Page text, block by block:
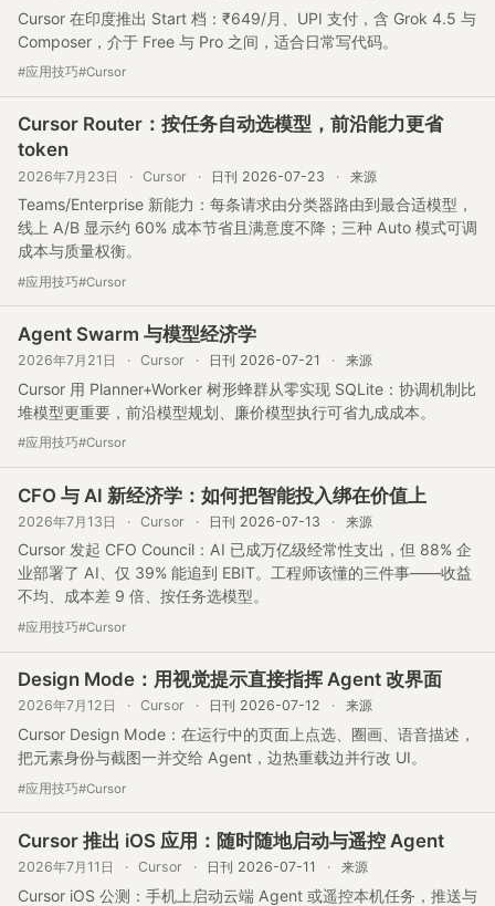
Cursor 在印度推出 Start 档：₹649/月、UPI 支付，含 Grok 4.5 与
Composer，介于 Free 与 Pro 之间，适合日常写代码。
#应用技巧#Cursor
Cursor Router：按任务自动选模型，前沿能力更省
token
2026年7月23日 · Cursor · 日刊 2026-07-23 · 来源
Teams/Enterprise 新能力：每条请求由分类器路由到最合适模型，
线上 A/B 显示约 60% 成本节省且满意度不降；三种 Auto 模式可调
成本与质量权衡。
#应用技巧#Cursor
Agent Swarm 与模型经济学
2026年7月21日 · Cursor · 日刊 2026-07-21 · 来源
Cursor 用 Planner+Worker 树形蜂群从零实现 SQLite：协调机制比
堆模型更重要，前沿模型规划、廉价模型执行可省九成成本。
#应用技巧#Cursor
CFO 与 AI 新经济学：如何把智能投入绑在价值上
2026年7月13日 · Cursor · 日刊 2026-07-13 · 来源
Cursor 发起 CFO Council：AI 已成万亿级经常性支出，但 88% 企
业部署了 AI、仅 39% 能追到 EBIT。工程师该懂的三件事——收益
不均、成本差 9 倍、按任务选模型。
#应用技巧#Cursor
Design Mode：用视觉提示直接指挥 Agent 改界面
2026年7月12日 · Cursor · 日刊 2026-07-12 · 来源
Cursor Design Mode：在运行中的页面上点选、圈画、语音描述，
把元素身份与截图一并交给 Agent，边热重载边并行改 UI。
#应用技巧#Cursor
Cursor 推出 iOS 应用：随时随地启动与遥控 Agent
2026年7月11日 · Cursor · 日刊 2026-07-11 · 来源
Cursor iOS 公测：手机上启动云端 Agent 或遥控本机任务，推送与